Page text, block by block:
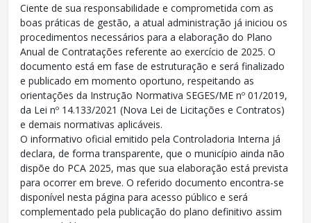
Ciente de sua responsabilidade e comprometida com as
boas práticas de gestão, a atual administração já iniciou os
procedimentos necessários para a elaboração do Plano
Anual de Contratações referente ao exercício de 2025. O
documento está em fase de estruturação e será finalizado
e publicado em momento oportuno, respeitando as
orientações da Instrução Normativa SEGES/ME nº 01/2019,
da Lei nº 14.133/2021 (Nova Lei de Licitações e Contratos)
e demais normativas aplicáveis.
O informativo oficial emitido pela Controladoria Interna já
declara, de forma transparente, que o município ainda não
dispõe do PCA 2025, mas que sua elaboração está prevista
para ocorrer em breve. O referido documento encontra-se
disponível nesta página para acesso público e será
complementado pela publicação do plano definitivo assim